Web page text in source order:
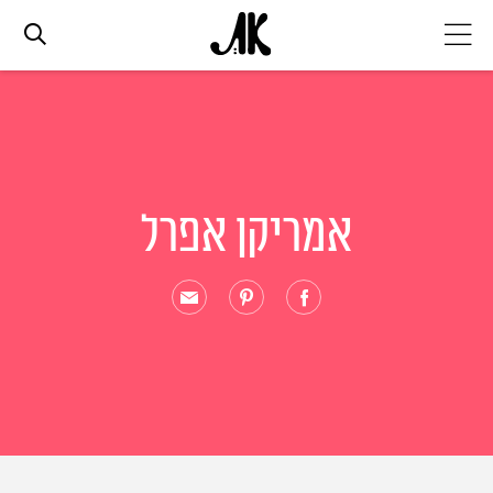
ביוטי
אמריקן אפרל